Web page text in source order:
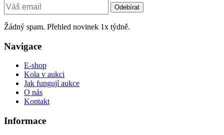
Odebírat
Žádný spam. Přehled novinek 1x týdně.
Navigace
E-shop
Kola v aukci
Jak fungují aukce
O nás
Kontakt
Informace